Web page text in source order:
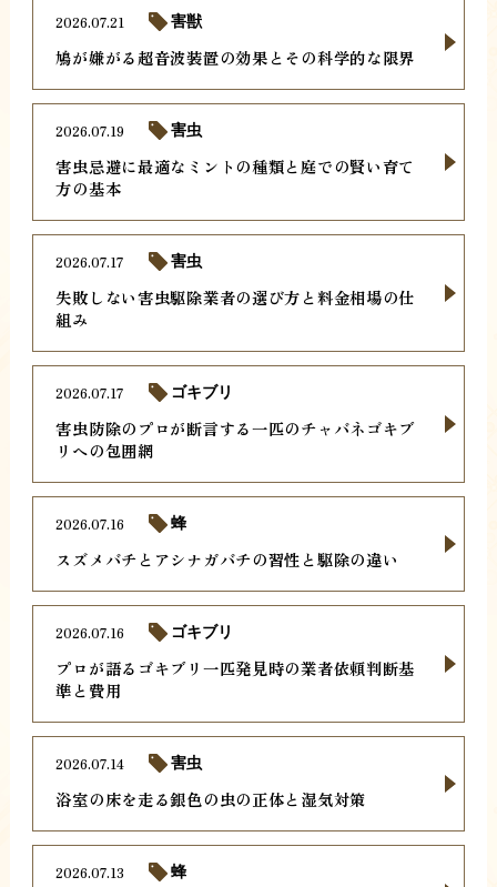
鳩が嫌がる超音波装置の効果とその科学的な限界
2026.07.21 害獣
害虫忌避に最適なミントの種類と庭での賢い育て
方の基本
2026.07.19 害虫
失敗しない害虫駆除業者の選び方と料金相場の仕
組み
2026.07.17 害虫
害虫防除のプロが断言する一匹のチャバネゴキブ
リへの包囲網
2026.07.17 ゴキブリ
スズメバチとアシナガバチの習性と駆除の違い
2026.07.16 蜂
プロが語るゴキブリ一匹発見時の業者依頼判断基
準と費用
2026.07.16 ゴキブリ
浴室の床を走る銀色の虫の正体と湿気対策
2026.07.14 害虫
2026.07.13 蜂